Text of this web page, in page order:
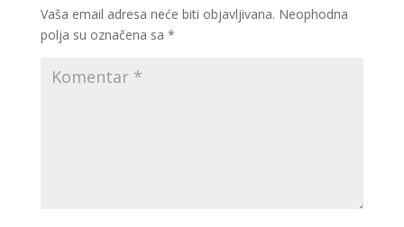
Vaša email adresa neće biti objavljivana. Neophodna
polja su označena sa *